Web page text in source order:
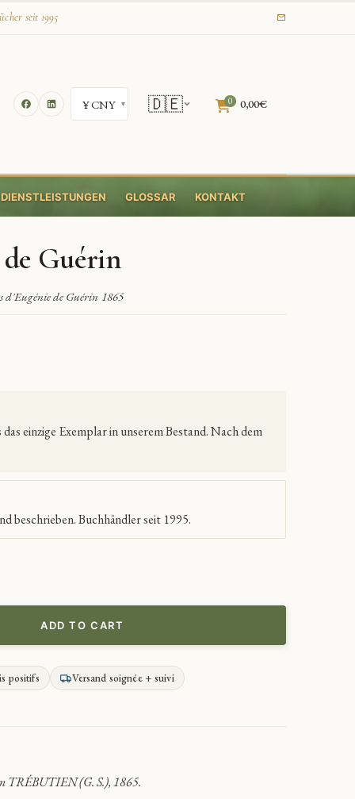
seit 1995
🇩🇪 0 0,00€
DIENSTLEISTUNGEN GLOSSAR KONTAKT
Guérin
de Guérin 1865
einzige Exemplar in unserem Bestand. Nach dem
beschrieben. Buchhändler seit 1995.
ADD TO CART
positifs Versand soignée + suivi
TRÉBUTIEN (G. S.), 1865.